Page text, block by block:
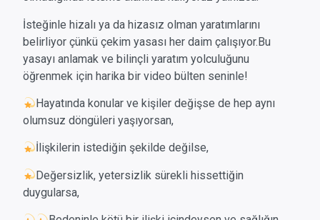
İsteğinle hizalı ya da hizasız olman yaratımlarını
belirliyor çünkü çekim yasası her daim çalışıyor.Bu
yasayı anlamak ve bilinçli yaratım yolculuğunu
öğrenmek için harika bir video bülten seninle!
Hayatında konular ve kişiler değişse de hep aynı
olumsuz döngüleri yaşıyorsan,
İlişkilerin istediğin şekilde değilse,
Değersizlik, yetersizlik sürekli hissettiğin
duygularsa,